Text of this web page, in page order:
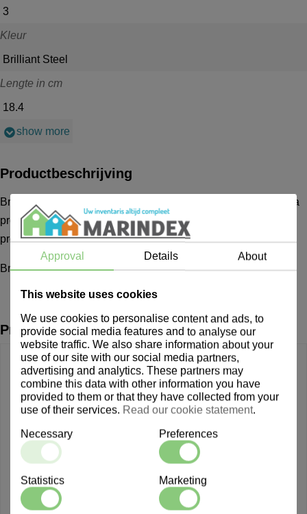
3
Kleur
Brilliant Steel
Lengte in cm
18.4
show more
Productbeschrijving
Brabantia Touch Bin wall-mounted 3L Brilliant Steel Brabantia
products are not stock items; the delivery time for Brabantia
products is approximately one week.
Brabantia Touch Bin Wall 3L
Producten uit dezelfde lijn
Approval Details About
This website uses cookies
We use cookies to personalise content and ads, to
provide social media features and to analyse our
website traffic. We also share information about your
use of our site with our social media partners,
advertising and analytics. These partners may
combine this data with other information you have
provided to them or that they have collected from your
use of their services. Read our cookie statement.
Necessary Preferences
Statistics Marketing